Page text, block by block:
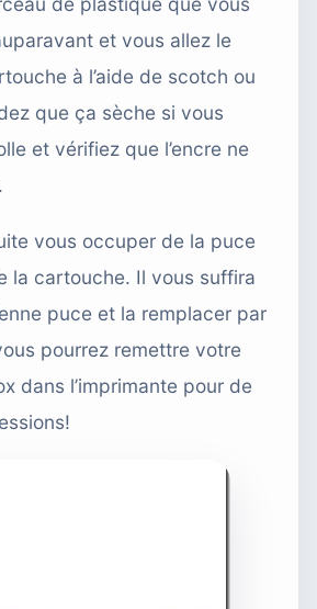
et vous allez le
à l’aide de scotch ou
que ça sèche si vous
et vérifiez que l’encre ne
vous occuper de la puce
la cartouche. Il vous suffira
puce et la remplacer par
pourrez remettre votre
dans l’imprimante pour de